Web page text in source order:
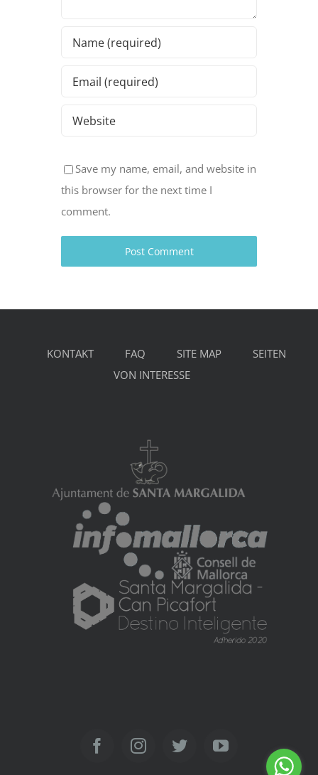
Save my name, email, and website in
this browser for the next time I
comment.
KONTAKT FAQ SITE MAP
SEITEN
VON INTERESSE
FacebookInstagramTwitterYouTube